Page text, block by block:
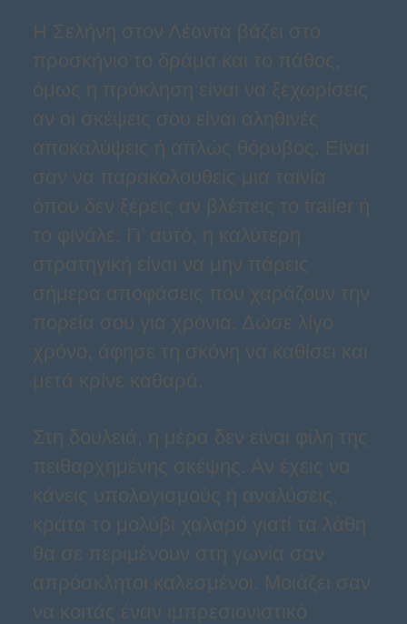
Η Σελήνη στον Λέοντα βάζει στο
προσκήνιο το δράμα και το πάθος,
όμως η πρόκληση είναι να ξεχωρίσεις
αν οι σκέψεις σου είναι αληθινές
αποκαλύψεις ή απλώς θόρυβος. Είναι
σαν να παρακολουθείς μια ταινία
όπου δεν ξέρεις αν βλέπεις το trailer ή
το φινάλε. Γι’ αυτό, η καλύτερη
στρατηγική είναι να μην πάρεις
σήμερα αποφάσεις που χαράζουν την
πορεία σου για χρόνια. Δώσε λίγο
χρόνο, άφησε τη σκόνη να καθίσει και
μετά κρίνε καθαρά.
Στη δουλειά, η μέρα δεν είναι φίλη της
πειθαρχημένης σκέψης. Αν έχεις να
κάνεις υπολογισμούς ή αναλύσεις,
κράτα το μολύβι χαλαρό γιατί τα λάθη
θα σε περιμένουν στη γωνία σαν
απρόσκλητοι καλεσμένοι. Μοιάζει σαν
να κοιτάς έναν ιμπρεσιονιστικό